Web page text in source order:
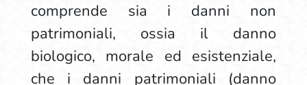
comprende sia i danni non
patrimoniali, ossia il danno
biologico, morale ed esistenziale,
che i danni patrimoniali (danno